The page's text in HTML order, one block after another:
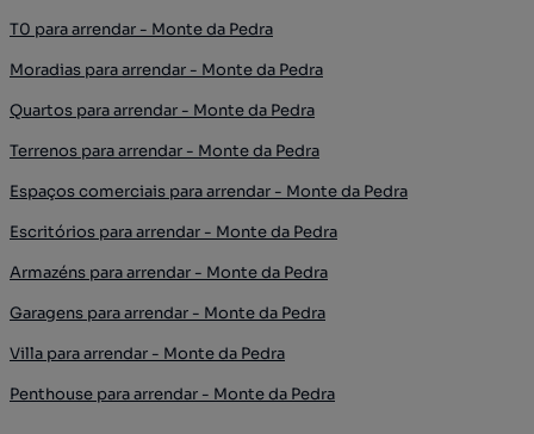
T0 para arrendar - Monte da Pedra
Moradias para arrendar - Monte da Pedra
Quartos para arrendar - Monte da Pedra
Terrenos para arrendar - Monte da Pedra
Espaços comerciais para arrendar - Monte da Pedra
Escritórios para arrendar - Monte da Pedra
Armazéns para arrendar - Monte da Pedra
Garagens para arrendar - Monte da Pedra
Villa para arrendar - Monte da Pedra
Penthouse para arrendar - Monte da Pedra